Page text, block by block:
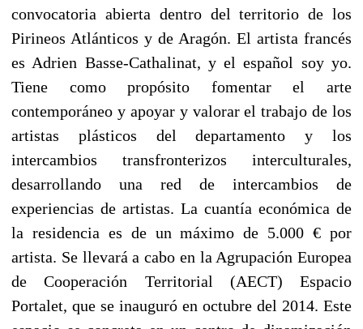
convocatoria abierta dentro del territorio de los
Pirineos Atlánticos y de Aragón. El artista francés
es Adrien Basse-Cathalinat, y el español soy yo.
Tiene como propósito fomentar el arte
contemporáneo y apoyar y valorar el trabajo de los
artistas plásticos del departamento y los
intercambios transfronterizos interculturales,
desarrollando una red de intercambios de
experiencias de artistas. La cuantía económica de
la residencia es de un máximo de 5.000 € por
artista. Se llevará a cabo en la Agrupación Europea
de Cooperación Territorial (AECT) Espacio
Portalet, que se inauguró en octubre del 2014. Este